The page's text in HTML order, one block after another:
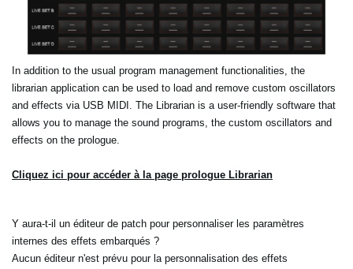
In addition to the usual program management functionalities, the
librarian application can be used to load and remove custom oscillators
and effects via USB MIDI. The Librarian is a user-friendly software that
allows you to manage the sound programs, the custom oscillators and
effects on the prologue.
Cliquez ici pour accéder à la page prologue Librarian
Y aura-t-il un éditeur de patch pour personnaliser les paramètres
internes des effets embarqués ?
Aucun éditeur n'est prévu pour la personnalisation des effets